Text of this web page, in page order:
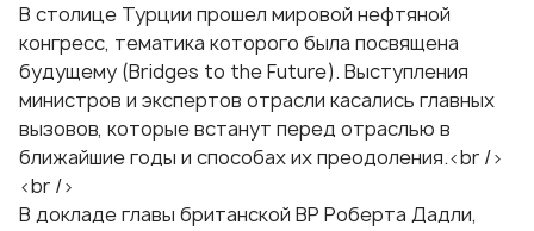
В столице Турции прошел мировой нефтяной
конгресс, тематика которого была посвящена
будущему (Bridges to the Future). Выступления
министров и экспертов отрасли касались главных
вызовов, которые встанут перед отраслью в
ближайшие годы и способах их преодоления.<br />
<br />
В докладе главы британской BP Роберта Дадли,